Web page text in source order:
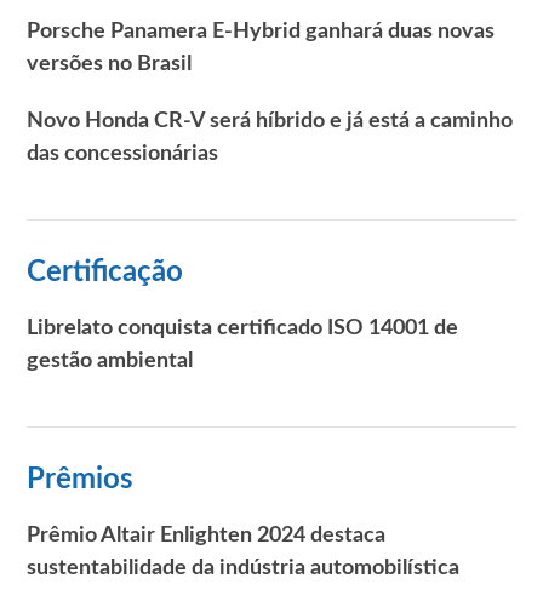
Porsche Panamera E-Hybrid ganhará duas novas
versões no Brasil
Novo Honda CR-V será híbrido e já está a caminho
das concessionárias
Certificação
Librelato conquista certificado ISO 14001 de
gestão ambiental
Prêmios
Prêmio Altair Enlighten 2024 destaca
sustentabilidade da indústria automobilística